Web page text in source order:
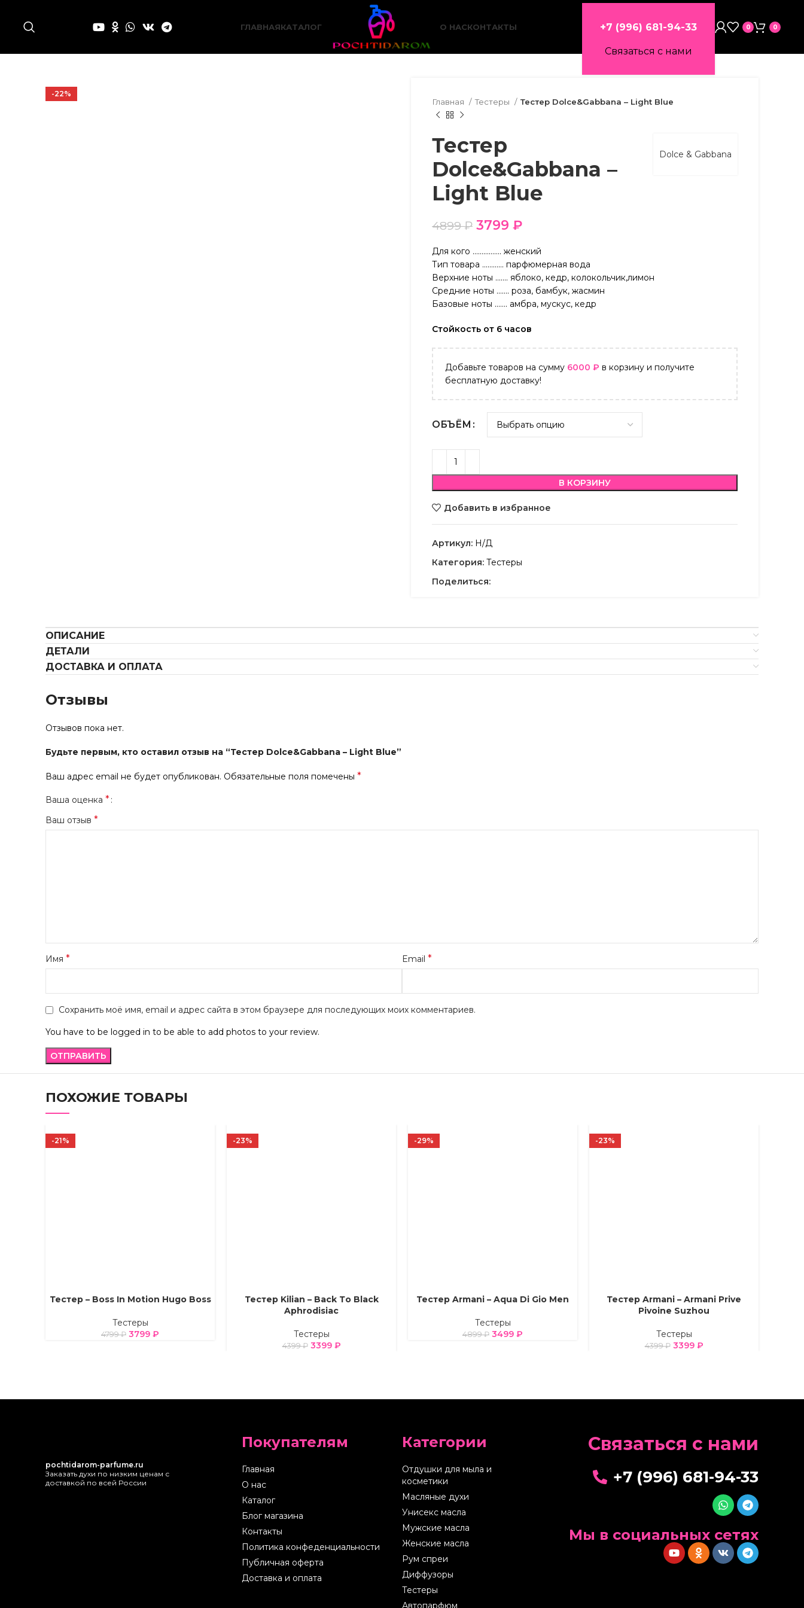
ГЛАВНАЯКАТАЛОГ О НАСКОНТАКТЫ +7 (996) 681-94-33
Связаться с нами
0 0
-22%
Главная Тестеры Тестер Dolce&Gabbana – Light Blue
Dolce & Gabbana
Тестер
Dolce&Gabbana –
Light Blue
4899₽ 3799 ₽
Для кого ……………. женский
Тип товара ………… парфюмерная вода
Верхние ноты ……. яблоко, кедр, колокольчик,лимон
Средние ноты ……. роза, бамбук, жасмин
Базовые ноты ……. амбра, мускус, кедр
Стойкость от 6 часов
Добавьте товаров на сумму 6000 ₽ в корзину и получите
бесплатную доставку!
ОБЪЁМ
В КОРЗИНУ
Добавить в избранное
Артикул: Н/Д
Категория: Тестеры
Поделиться:
ОПИСАНИЕ
ДЕТАЛИ
ДОСТАВКА И ОПЛАТА
Отзывы
Отзывов пока нет.
Будьте первым, кто оставил отзыв на “Тестер Dolce&Gabbana – Light Blue”
Ваш адрес email не будет опубликован. Обязательные поля помечены *
Ваша оценка *
Ваш отзыв *
Имя * Email *
Сохранить моё имя, email и адрес сайта в этом браузере для последующих моих комментариев.
You have to be logged in to be able to add photos to your review.
ПОХОЖИЕ ТОВАРЫ
-21%
ВЫБЕРИТЕ ПАРАМЕТРЫ
Тестер – Boss In Motion Hugo Boss
Тестеры
4799₽ 3799 ₽
-23%
ВЫБЕРИТЕ ПАРАМЕТРЫ
Тестер Kilian – Back Тo Black
Aphrodisiac
Тестеры
4399₽ 3399 ₽
-29%
ВЫБЕРИТЕ ПАРАМЕТРЫ
Тестер Armani – Aqua Di Gio Men
Тестеры
4899₽ 3499 ₽
-23%
ВЫБЕРИТЕ ПАРАМЕТРЫ
Тестер Armani – Armani Prive
Pivoine Suzhou
Тестеры
4399₽ 3399 ₽
pochtidarom-parfume.ru
Заказать духи по низким ценам с
доставкой по всей России
Покупателям
Главная
О нас
Каталог
Блог магазина
Контакты
Политика конфеденциальности
Публичная оферта
Доставка и оплата
Категории
Отдушки для мыла и
косметики
Масляные духи
Унисекс масла
Мужские масла
Женские масла
Рум спреи
Диффузоры
Тестеры
Автопарфюм
Cвязаться с нами
+7 (996) 681-94-33
Мы в социальных сетях